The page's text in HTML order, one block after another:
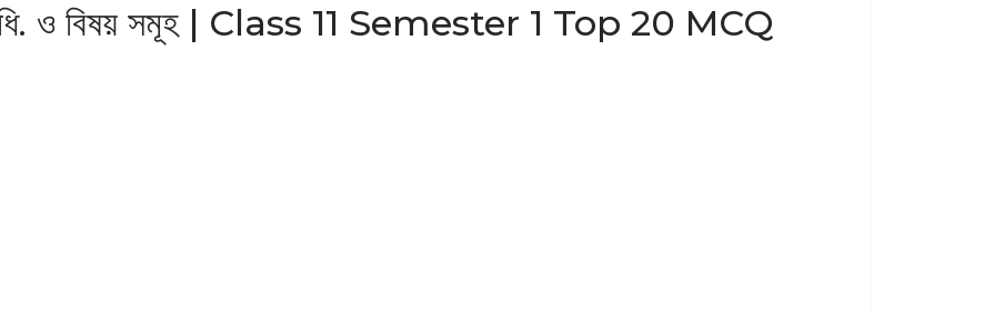
ও বিষয় সমূহ | Class 11 Semester 1 Top 20 MCQ